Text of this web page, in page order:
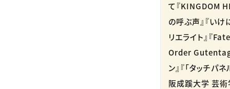
て『KINGDOM
の呼ぶ声』『い
リエライト』『
Order Gutentag
ン』『「タッチパ
阪成蹊大学 芸術